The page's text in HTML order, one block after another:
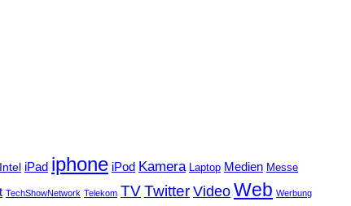
Intel iPad iphone iPod Kamera Laptop Medien Messe
TechShowNetwork Telekom TVTwitter Video Web Werbung